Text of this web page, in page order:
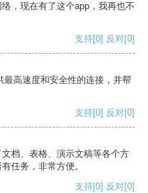
，现在有了这个app，我再也不
支持[0] 反对[0]
高速度和安全性的连接，并帮
支持[0] 反对[0]
档、表格、演示文稿等各个方
任务，非常方便。
支持[0] 反对[0]